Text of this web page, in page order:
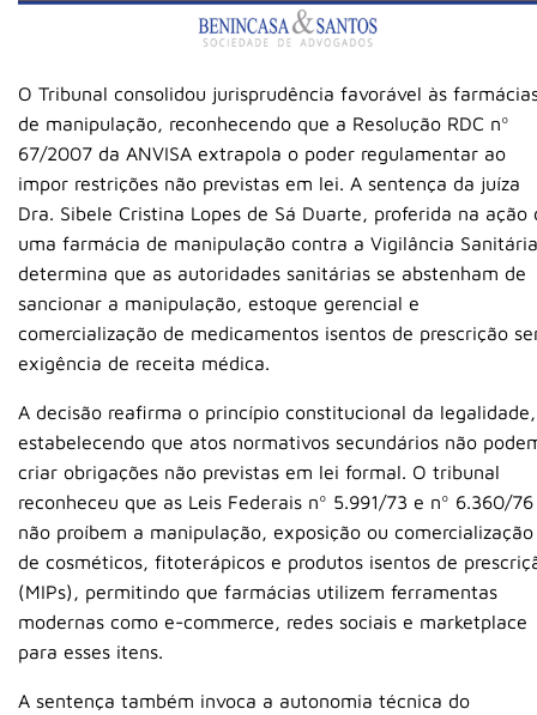
O Tribunal consolidou jurisprudência favorável às
de manipulação, reconhecendo que a Resolução RDC nº
67/2007 da ANVISA extrapola o poder regulamentar ao
impor restrições não previstas em lei. A sentença da juíza
Dra. Sibele Cristina Lopes de Sá Duarte, proferida na ação
uma farmácia de manipulação contra a Vigilância
determina que as autoridades sanitárias se abstenham de
sancionar a manipulação, estoque gerencial e
comercialização de medicamentos isentos de prescrição
exigência de receita médica.
A decisão reafirma o princípio constitucional da legalidade,
estabelecendo que atos normativos secundários não
criar obrigações não previstas em lei formal. O tribunal
reconheceu que as Leis Federais nº 5.991/73 e nº 6.360/76
não proíbem a manipulação, exposição ou comercialização
de cosméticos, fitoterápicos e produtos isentos de
(MIPs), permitindo que farmácias utilizem ferramentas
modernas como e-commerce, redes sociais e marketplace
para esses itens.
A sentença também invoca a autonomia técnica do